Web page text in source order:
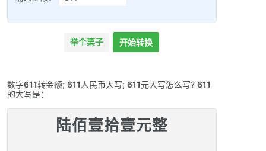
举个栗子 开始转换
数字611转金额; 611 人民币大写; 611元大写怎么写? 611
的大写是：
陆佰壹拾壹元整